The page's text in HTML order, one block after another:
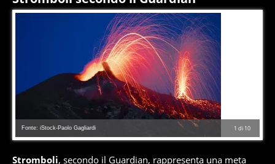
soprattutto scrivere.
1 di 10
Fonte: iStock-Paolo Gagliardi
Stromboli, secondo il Guardian, rappresenta una meta